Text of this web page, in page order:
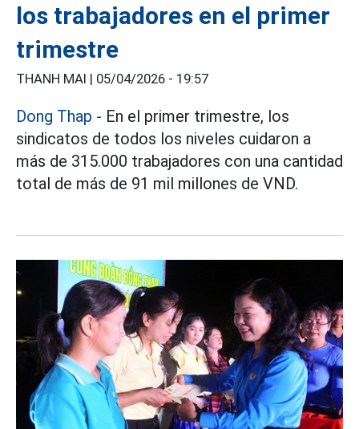
los trabajadores en el primer
trimestre
THANH MAI | 05/04/2026 - 19:57
Dong Thap - En el primer trimestre, los
sindicatos de todos los niveles cuidaron a
más de 315.000 trabajadores con una cantidad
total de más de 91 mil millones de VND.